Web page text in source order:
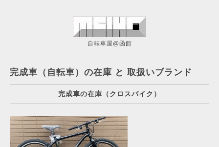
自転車屋@函館
完成車（自転車）の在庫 と 取扱いブランド
完成車の在庫（クロスバイク）